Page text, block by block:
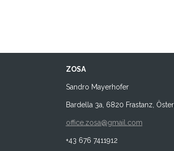
ZOSA
Sandro Mayerhofer
Bardella 3a, 6820 Frastanz,
office.zosa@gmail.com
+43 676 7411912